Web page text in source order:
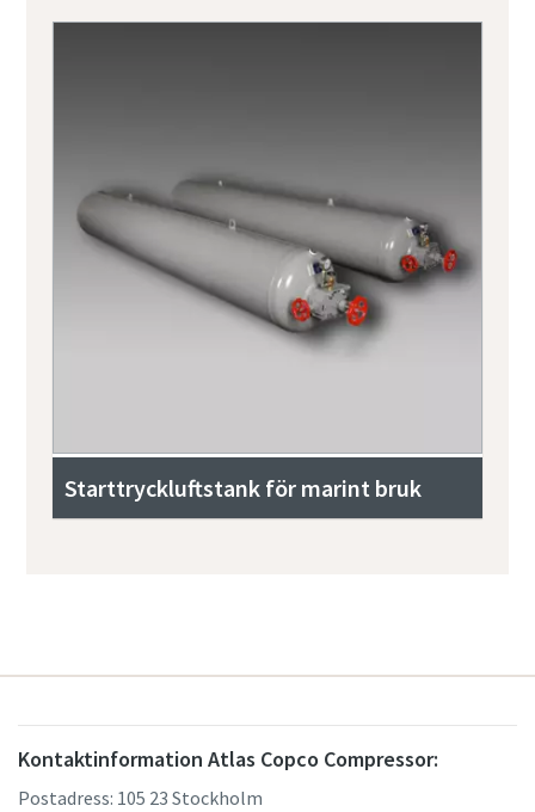
Starttryckluftstank för marint bruk
Kontaktinformation Atlas Copco Compressor:
Postadress: 105 23 Stockholm